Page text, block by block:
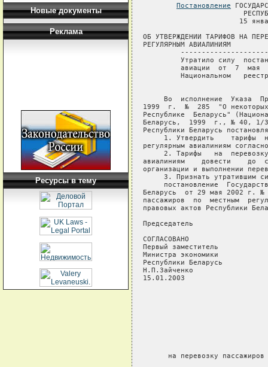
Новые документы
Реклама
Ресурсы в тему
Постановление
15
ОБ УТВЕРЖДЕНИИ ТАРИФОВ НА
РЕГУЛЯРНЫМ АВИАЛИНИЯМ
Утратило силу
авиации  от  7  мая
Национальном
Во  исполнение  Указа
1999  г.  №  285  "О некоторых
Республике  Беларусь"
Беларусь,  1999  г., № 40, 1/
Республики Беларусь
1. Утвердить    тарифы
регулярным авиалиниям
2. Тарифы   на
авиалиниям    довести    до
организации и выполнении
3. Признать утратившим
постановление
Беларусь  от 29 мая 2002 г. №
пассажиров  по  местным
правовых актов Республики
Председатель
СОГЛАСОВАНО
Первый заместитель
Министра экономики
Республики Беларусь
Н.П.Зайченко
15.01.2003
на перевозку